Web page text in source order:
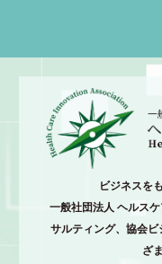
ビジネスを
一般社団法人 ヘルス
サルティング、 協会ビ
ざ